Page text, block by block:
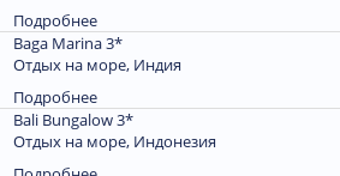
Подробнее
Baga Marina 3*
Отдых на море, Индия
Подробнее
Bali Bungalow 3*
Отдых на море, Индонезия